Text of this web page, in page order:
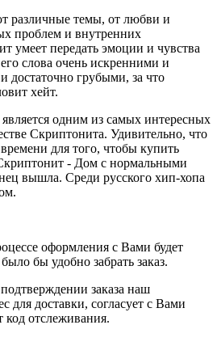
различные темы, от любви и
проблем и внутренних
умеет передать эмоции и чувства
слова очень искренними и
достаточно грубыми, за что
хейт.
одним из самых интересных
Скриптонита. Удивительно, что
для того, чтобы купить
- Дом с нормальными
вышла. Среди русского хип-хопа
оформления с Вами будет
бы удобно забрать заказ.
заказа наш
для доставки, согласует с Вами
код отслеживания.